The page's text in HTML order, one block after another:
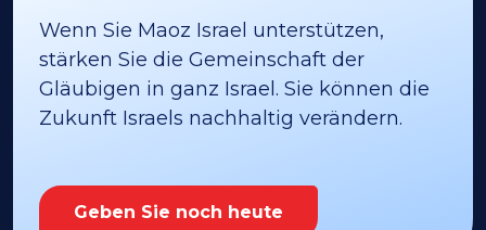
Wenn Sie Maoz Israel unterstützen,
stärken Sie die Gemeinschaft der
Gläubigen in ganz Israel. Sie können die
Zukunft Israels nachhaltig verändern.
Geben Sie noch heute